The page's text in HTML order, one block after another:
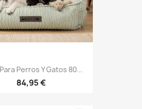
Perros Y Gatos 80...
84,95 €